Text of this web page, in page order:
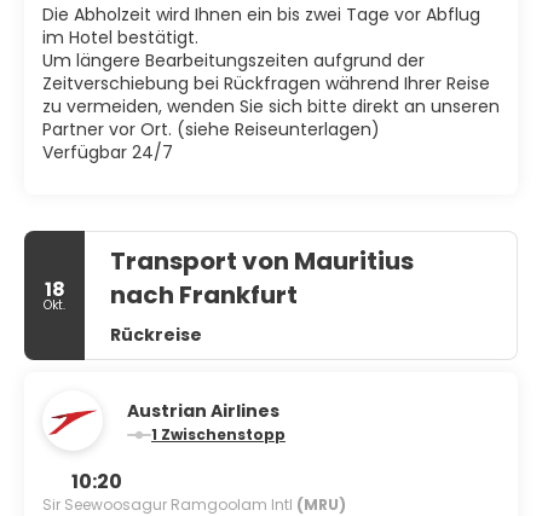
Die Abholzeit wird Ihnen ein bis zwei Tage vor Abflug
im Hotel bestätigt.
Um längere Bearbeitungszeiten aufgrund der
Zeitverschiebung bei Rückfragen während Ihrer Reise
zu vermeiden, wenden Sie sich bitte direkt an unseren
Partner vor Ort. (siehe Reiseunterlagen)
Verfügbar 24/7
18
Okt.
Transport von Mauritius
nach Frankfurt
Rückreise
Austrian Airlines
1 Zwischenstopp
10:20
Sir Seewoosagur Ramgoolam Intl (MRU)